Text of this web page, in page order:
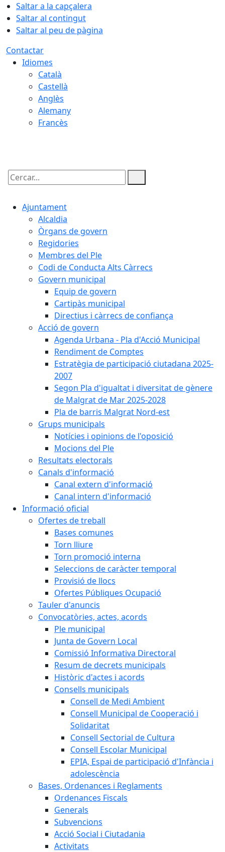
Saltar a la capçalera
Saltar al contingut
Saltar al peu de pàgina
Contactar
Idiomes
Català
Castellà
Anglès
Alemany
Francès
Cercar:
Ajuntament
Alcaldia
Òrgans de govern
Regidories
Membres del Ple
Codi de Conducta Alts Càrrecs
Govern municipal
Equip de govern
Cartipàs municipal
Directius i càrrecs de confiança
Acció de govern
Agenda Urbana - Pla d'Acció Municipal
Rendiment de Comptes
Estratègia de participació ciutadana 2025-
2007
Segon Pla d'igualtat i diversitat de gènere
de Malgrat de Mar 2025-2028
Pla de barris Malgrat Nord-est
Grups municipals
Notícies i opinions de l'oposició
Mocions del Ple
Resultats electorals
Canals d'informació
Canal extern d'informació
Canal intern d'informació
Informació oficial
Ofertes de treball
Bases comunes
Torn lliure
Torn promoció interna
Seleccions de caràcter temporal
Provisió de llocs
Ofertes Públiques Ocupació
Tauler d'anuncis
Convocatòries, actes, acords
Ple municipal
Junta de Govern Local
Comissió Informativa Directoral
Resum de decrets municipals
Històric d'actes i acords
Consells municipals
Consell de Medi Ambient
Consell Municipal de Cooperació i
Solidaritat
Consell Sectorial de Cultura
Consell Escolar Municipal
EPIA, Espai de participació d'Infància i
adolescència
Bases, Ordenances i Reglaments
Ordenances Fiscals
Generals
Subvencions
Acció Social i Ciutadania
Activitats